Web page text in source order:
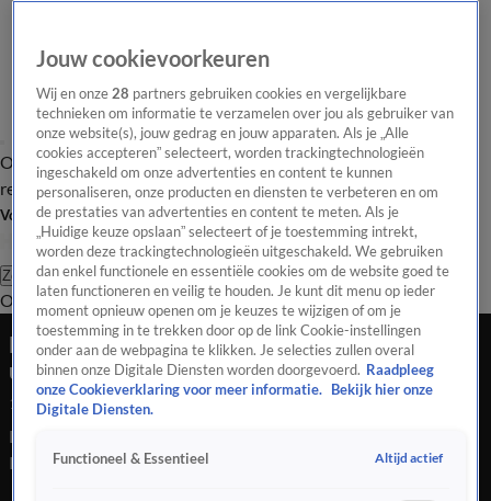
Overzicht Laatste nieuws Regionieuws Het beste van Hart
Tip de
redactie
Volg Hart van Nederland
Zoeken
OverzichtRegioUitzendingenWeerTip de redactiePanelVideo's
Besluit proflicentie voor Vitesse opnieuw
uitgesteld
1 aug 2024, 22:44
De onafhankelijke beroepscommissie licentiezaken van de
KNVB neemt donderdag nog geen beslissing over het door
Jouw cookievoorkeuren
Wij en onze28 partners gebruiken cookies en vergelijkbare
technieken om informatie te verzamelen over jou als gebruiker van
onze website(s), jouw gedrag en jouw apparaten. Als je „Alle
cookies accepteren” selecteert, worden trackingtechnologieën
ingeschakeld om onze advertenties en content te kunnen
personaliseren, onze producten en diensten te verbeteren en om
de prestaties van advertenties en content te meten. Als je
„Huidige keuze opslaan” selecteert of je toestemming intrekt,
worden deze trackingtechnologieën uitgeschakeld. We gebruiken
dan enkel functionele en essentiële cookies om de website goed te
laten functioneren en veilig te houden. Je kunt dit menu op ieder
moment opnieuw openen om je keuzes te wijzigen of om je
toestemming in te trekken door op de link Cookie-instellingen
onder aan de webpagina te klikken. Je selecties zullen overal
binnen onze Digitale Diensten worden doorgevoerd. Raadpleeg
onze Cookieverklaring voor meer informatie.
Bekijk hier onze
Digitale Diensten.
Functioneel & Essentieel Altijd actief